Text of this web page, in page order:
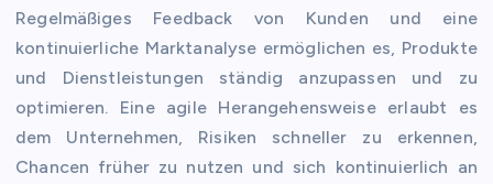
Regelmäßiges Feedback von Kunden und eine
kontinuierliche Marktanalyse ermöglichen es, Produkte
und Dienstleistungen ständig anzupassen und zu
optimieren. Eine agile Herangehensweise erlaubt es
dem Unternehmen, Risiken schneller zu erkennen,
Chancen früher zu nutzen und sich kontinuierlich an